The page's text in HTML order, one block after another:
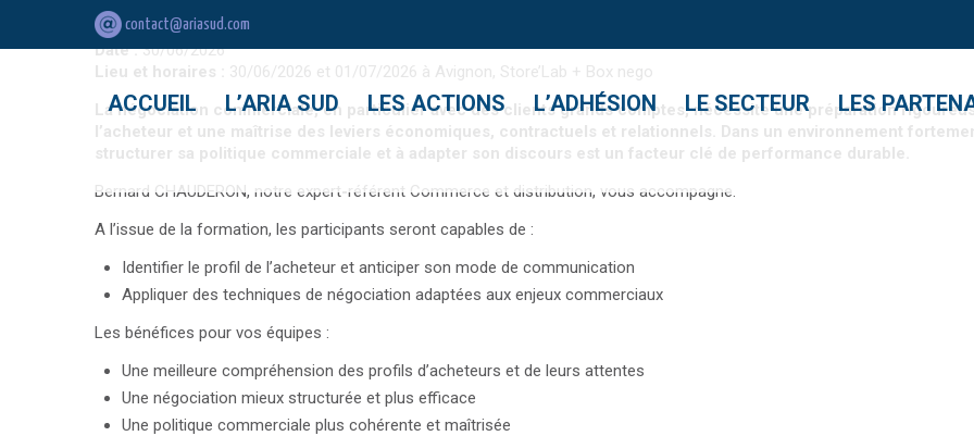
contact@ariasud.com
ACCUEIL L’ARIA SUD LES ACTIONS L’ADHÉSION LE SECTEUR LES
13 août 2025
Date :30/06/2026
Lieu et horaires :
30/06/2026 et 01/07/2026 à Avignon, Store’Lab + Box nego
La négociation commerciale, en particulier avec des clients grands comptes, nécessite une préparation
l’acheteur et une maîtrise des leviers économiques, contractuels et relationnels. Dans un environnement
structurer sa politique commerciale et à adapter son discours est un facteur clé de performance durable.
Bernard CHAUDERON, notre expert-référent Commerce et distribution, vous accompagne.
A l’issue de la formation, les participants seront capables de :
Identifier le profil de l’acheteur et anticiper son mode de communication
Appliquer des techniques de négociation adaptées aux enjeux commerciaux
Les bénéfices pour vos équipes :
Une meilleure compréhension des profils d’acheteurs et de leurs attentes
Une négociation mieux structurée et plus efficace
Une politique commerciale plus cohérente et maîtrisée